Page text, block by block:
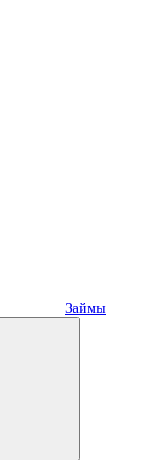
Займы